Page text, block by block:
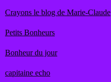
Crayons le blog de Marie-Claude
Petits Bonheurs
Bonheur du jour
capitaine echo